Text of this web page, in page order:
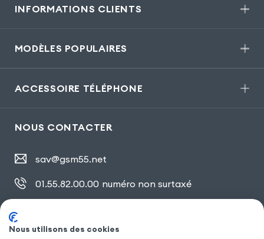
INFORMATIONS CLIENTS
MODÈLES POPULAIRES
ACCESSOIRE TÉLÉPHONE
NOUS CONTACTER
sav@gsm55.net
01.55.82.00.00 numéro non surtaxé
Nous utilisons des cookies